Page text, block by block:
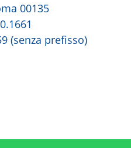
00135
(senza prefisso)